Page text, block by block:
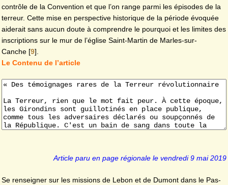
contrôle de la Convention et que l’on range parmi les épisodes de la
terreur. Cette mise en perspective historique de la période évoquée
aiderait sans aucun doute à comprendre le pourquoi et les limites des
inscriptions sur le mur de l’église Saint-Martin de Marles-sur-
Canche [9]
Le Contenu de l’article
Article paru en page régionale le vendredi 9 mai 2019
Se renseigner sur les missions de Lebon et de Dumont dans le Pas-